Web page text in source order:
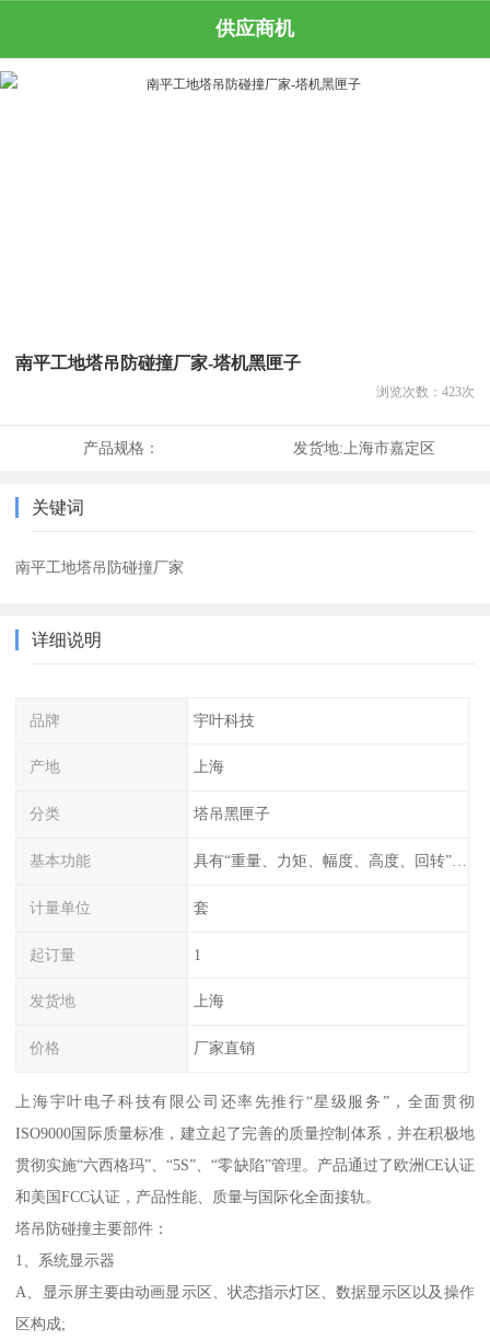
供应商机
南平工地塔吊防碰撞厂家-塔机黑匣子
浏览次数： 423次
产品规格： 发货地:上海市嘉定区
关键词
南平工地塔吊防碰撞厂家
详细说明
品牌 宇叶科技
产地 上海
分类 塔吊黑匣子
基本功能 具有“重量、力矩、幅度、高度、回转”等参数的显示、记录、报警功能。
计量单位 套
起订量 1
发货地 上海
价格 厂家直销
上海宇叶电子科技有限公司还率先推行“星级服务”，全面贯彻
ISO9000国际质量标准，建立起了完善的质量控制体系，并在积极地
贯彻实施“六西格玛”、“5S”、“零缺陷”管理。产品通过了欧洲CE认证
和美国FCC认证，产品性能、质量与国际化全面接轨。
塔吊防碰撞主要部件：
1、系统显示器
A、显示屏主要由动画显示区、状态指示灯区、数据显示区以及操作
区构成;